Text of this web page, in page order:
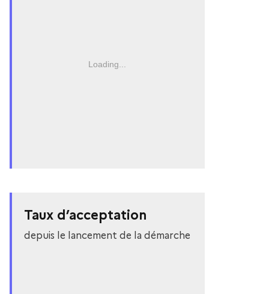
Loading...
Taux d’acceptation
depuis le lancement de la démarche